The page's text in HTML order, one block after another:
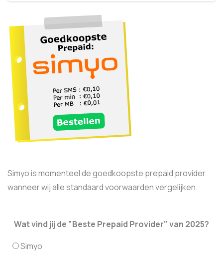
Simyo is momenteel de goedkoopste prepaid provider
wanneer wij alle standaard voorwaarden vergelijken.
Wat vind jij de "Beste Prepaid Provider" van 2025?
Simyo